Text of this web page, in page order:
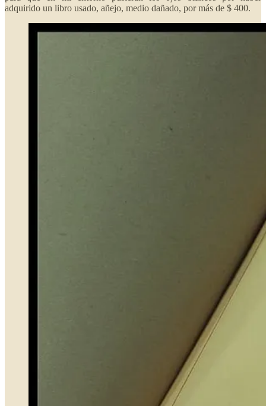
adquirido un libro usado, añejo, medio dañado, por más de $ 400.